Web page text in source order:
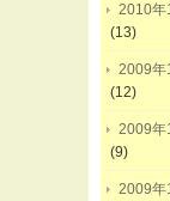
2010年
(13)
2009年
(12)
2009年
(9)
2009年